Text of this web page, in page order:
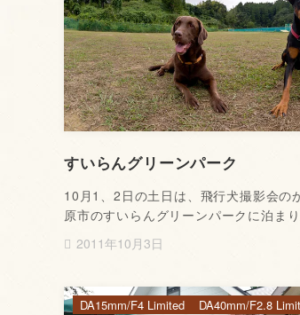
すいらんグリーンパーク
10月1、2日の土日は、飛行犬撮影会の
原市のすいらんグリーンパークに泊ま
2011年10月3日
DA15mm/F4 Limited DA40mm/F2.8